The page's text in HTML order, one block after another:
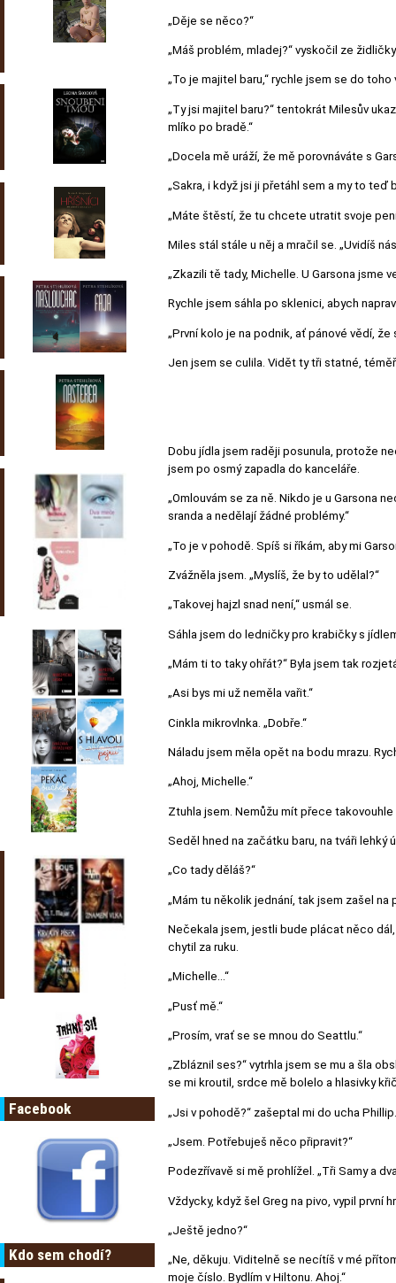
Facebook
Kdo sem chodí?
„Děje se něco?“
„Máš problém, mladej?“ vyskočil ze
„To je majitel baru,“ rychle jsem se do toho
„Ty jsi majitel baru?“ tentokrát Milesův
mlíko po bradě.“
„Docela mě uráží, že mě porovnáváte s
„Sakra, i když jsi ji přetáhl sem a my to
„Máte štěstí, že tu chcete utratit svoje
Miles stál stále u něj a mračil se. „Uvidíš
„Zkazili tě tady, Michelle. U Garsona jsme
Rychle jsem sáhla po sklenici, abych
„První kolo je na podnik, ať pánové vědí, že
Jen jsem se culila. Vidět ty tři statné,
Dobu jídla jsem raději posunula, protože
jsem po osmý zapadla do kanceláře.
„Omlouvám se za ně. Nikdo je u Garsona
sranda a nedělají žádné problémy.“
„To je v pohodě. Spíš si říkám, aby mi
Zvážněla jsem. „Myslíš, že by to udělal?“
„Takovej hajzl snad není,“ usmál se.
Sáhla jsem do ledničky pro krabičky s
„Mám ti to taky ohřát?“ Byla jsem tak
„Asi bys mi už neměla vařit.“
Cinkla mikrovlnka. „Dobře.“
Náladu jsem měla opět na bodu mrazu.
„Ahoj, Michelle.“
Ztuhla jsem. Nemůžu mít přece takovouhle
Seděl hned na začátku baru, na tváři lehký
„Co tady děláš?“
„Mám tu několik jednání, tak jsem zašel na
Nečekala jsem, jestli bude plácat něco
chytil za ruku.
„Michelle…“
„Pusť mě.“
„Prosím, vrať se se mnou do Seattlu.“
„Zbláznil ses?“ vytrhla jsem se mu a šla
se mi kroutil, srdce mě bolelo a hlasivky
„Jsi v pohodě?“ zašeptal mi do ucha Phillip.
„Jsem. Potřebuješ něco připravit?“
Podezřívavě si mě prohlížel. „Tři Samy a
Vždycky, když šel Greg na pivo, vypil první
„Ještě jedno?“
„Ne, děkuju. Viditelně se necítíš v mé
moje číslo. Bydlím v Hiltonu. Ahoj.“